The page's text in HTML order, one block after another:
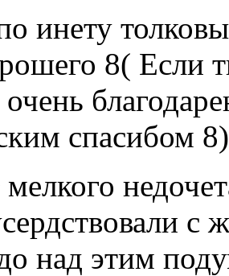
инету
8( Если
спасибом
с
над этим